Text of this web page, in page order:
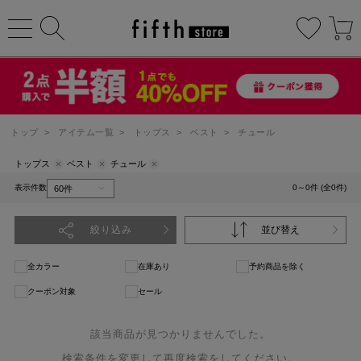
トップ > アイテム一覧 > トップス > ベスト > チュール
トップス ベスト チュール
表示件数 0～0件 (全0件)
絞り込み 並び替え
全カラー 在庫あり 予約商品を除く
クーポン対象 セール
該当商品が見つかりませんでした。
検索条件を変更して再度検索をしてください。